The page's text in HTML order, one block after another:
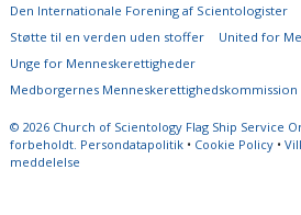
Den Internationale Forening af Scientologister
Støtte til en verden uden stoffer
United for
Unge for Menneskerettigheder
Medborgernes Menneskerettigheds­kommission
© 2026 Church of Scientology Flag Ship Service
forbeholdt. Persondatapolitik • Cookie Policy •
meddelelse